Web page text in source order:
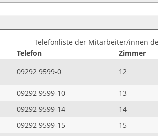
Telefonliste der Mitarbeiter/innen
Telefon Zimmer
09292 9599-0 12
09292 9599-10 13
09292 9599-14 14
09292 9599-15 15